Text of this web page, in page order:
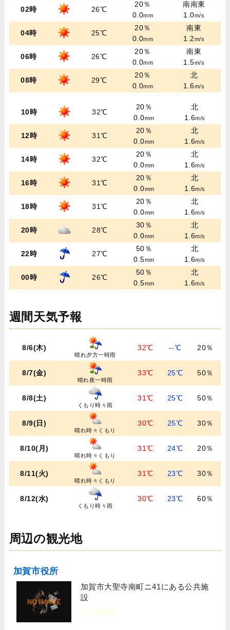
02時 26℃
20％
0.0mm
南南東
1.0m/s
04時 25℃
20％
0.0mm
南東
1.2m/s
06時 26℃
20％
0.0mm
南東
1.5m/s
08時 29℃
20％
0.0mm
北
1.6m/s
10時 32℃
20％
0.0mm
北
1.6m/s
12時 31℃
20％
0.0mm
北
1.6m/s
14時 32℃
20％
0.0mm
北
1.6m/s
16時 31℃
20％
0.0mm
北
1.6m/s
18時 31℃
20％
0.0mm
北
1.6m/s
20時 28℃
30％
0.0mm
北
1.6m/s
22時 27℃
50％
0.5mm
北
1.6m/s
00時 26℃
50％
0.5mm
北
1.6m/s
週間天気予報
8/6(木)
晴れ夕方一時雨
32℃ --℃ 20％
8/7(金)
晴れ夜一時雨
33℃ 25℃ 50％
8/8(土)
くもり時々雨
31℃ 25℃ 50％
8/9(日)
晴れ時々くもり
30℃ 25℃ 30％
8/10(月)
晴れ時々くもり
31℃ 24℃ 20％
8/11(火)
晴れ時々くもり
31℃ 23℃ 30％
8/12(水)
くもり時々雨
30℃ 23℃ 60％
周辺の観光地
加賀市役所
加賀市大聖寺南町ニ41にある公共施
設
[公共施設]